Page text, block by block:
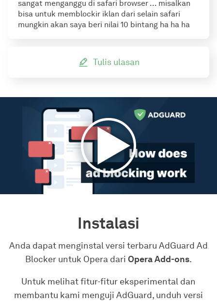
sangat menganggu di safari browser ... misalkan
bisa untuk memblockir iklan dari selain safari
mungkin akan saya beri nilai 10 bintang ha ha ha
Tulis ulasan
Instalasi
Anda dapat menginstal versi terbaru AdGuard Ad
Blocker untuk Opera dari Opera Add-ons.
Untuk melihat fitur-fitur eksperimental dan
membantu kami menguji AdGuard, unduh versi